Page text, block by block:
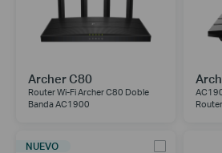
Archer C80
Router Wi-Fi Archer C80 Doble
Banda AC1900
Router
NUEVO